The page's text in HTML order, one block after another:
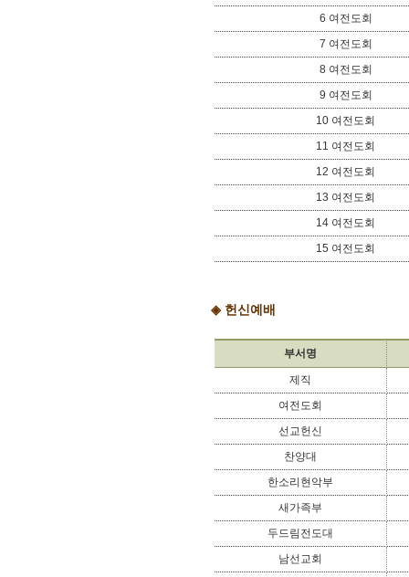
6 여전도회
7 여전도회
8 여전도회
9 여전도회
10 여전도회
11 여전도회
12 여전도회
13 여전도회
14 여전도회
15 여전도회
◈헌신예배
부서명
제직
여전도회
선교헌신
찬양대
한소리현악부
새가족부
두드림전도대
남선교회